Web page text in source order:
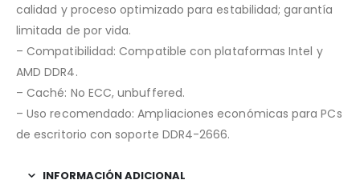
calidad y proceso optimizado para estabilidad; garantía
limitada de por vida.
– Compatibilidad: Compatible con plataformas Intel y
AMD DDR4.
– Caché: No ECC, unbuffered.
– Uso recomendado: Ampliaciones económicas para PCs
de escritorio con soporte DDR4-2666.
INFORMACIÓN ADICIONAL